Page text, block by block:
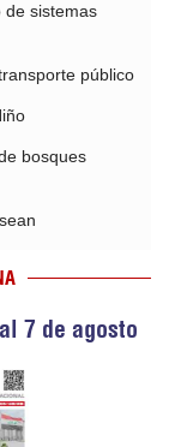
de sistemas
público
bosques
7 de agosto